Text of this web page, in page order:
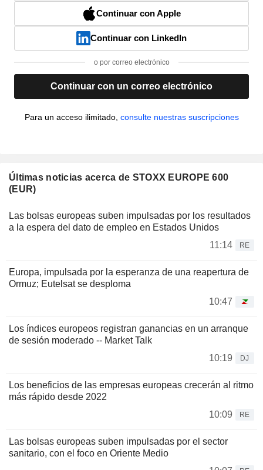
Continuar con Apple
Continuar con LinkedIn
o por correo electrónico
Continuar con un correo electrónico
Para un acceso ilimitado, consulte nuestras suscripciones
Últimas noticias acerca de STOXX EUROPE 600
(EUR)
Las bolsas europeas suben impulsadas por los resultados
a la espera del dato de empleo en Estados Unidos
11:14
RE
Europa, impulsada por la esperanza de una reapertura de
Ormuz; Eutelsat se desploma
10:47
Los índices europeos registran ganancias en un arranque
de sesión moderado -- Market Talk
10:19
DJ
Los beneficios de las empresas europeas crecerán al ritmo
más rápido desde 2022
10:09
RE
Las bolsas europeas suben impulsadas por el sector
sanitario, con el foco en Oriente Medio